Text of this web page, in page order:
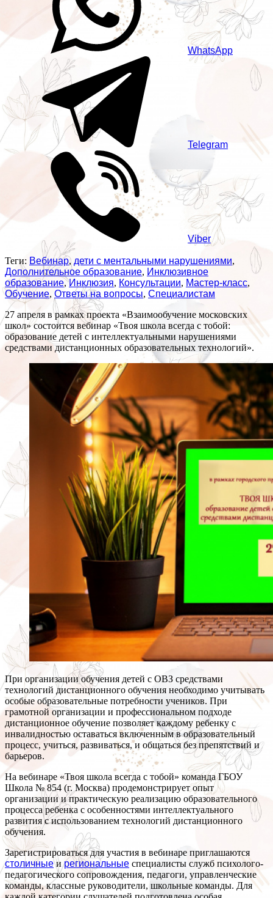
WhatsApp
Telegram
Viber
Теги: Вебинар, дети с ментальными нарушениями,
Дополнительное образование, Инклюзивное
образование,Инклюзия, Консультации, Мастер-класс,
Обучение, Ответы на вопросы, Специалистам
27 апреля в рамках проекта «Взаимообучение московских
школ» состоится вебинар «Твоя школа всегда с тобой:
образование детей с интеллектуальными нарушениями
средствами дистанционных образовательных технологий».
При организации обучения детей с ОВЗ средствами
технологий дистанционного обучения необходимо учитывать
особые образовательные потребности учеников. При
грамотной организации и профессиональном подходе
дистанционное обучение позволяет каждому ребенку с
инвалидностью оставаться включенным в образовательный
процесс, учиться, развиваться, и общаться без препятствий и
барьеров.
На вебинаре «Твоя школа всегда с тобой» команда ГБОУ
Школа № 854 (г. Москва) продемонстрирует опыт
организации и практическую реализацию образовательного
процесса ребенка с особенностями интеллектуального
развития с использованием технологий дистанционного
обучения.
Зарегистрироваться для участия в вебинаре приглашаются
столичныеирегиональные специалисты служб психолого-
педагогического сопровождения, педагоги, управленческие
команды, классные руководители, школьные команды. Для